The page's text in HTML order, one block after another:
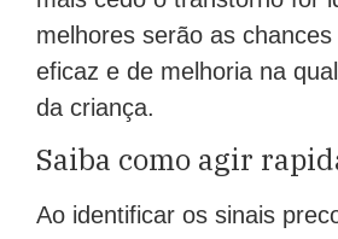
melhores serão as
eficaz e de melhoria na
da criança.
Saiba como agir
Ao identificar os sinais